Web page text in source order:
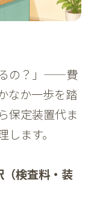
るの？」——費
なか一歩を踏
保定装置代ま
ます。
（検査料・装